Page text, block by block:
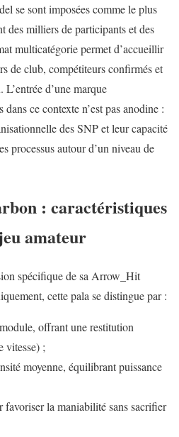
se sont imposées comme le plus
des milliers de participants et des
multicatégorie permet d’accueillir
de club, compétiteurs confirmés et
d’une marque
ce contexte n’est pas anodine :
des SNP et leur capacité
processus autour d’un niveau de
: caractéristiques
amateur
spécifique de sa Arrow_Hit
cette pala se distingue par :
offrant une restitution
vitesse) ;
moyenne, équilibrant puissance
la maniabilité sans sacrifier